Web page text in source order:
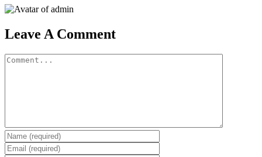
Leave A Comment
Comment